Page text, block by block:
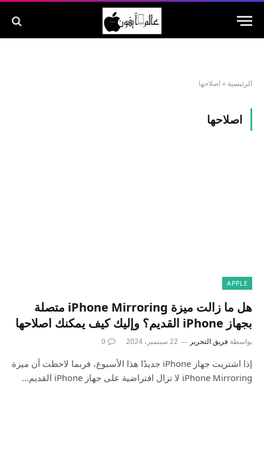
الرئيسية » اصلاحها
اصلاحها
APPLE
هل ما زالت ميزة iPhone Mirroring متصلة
بجهاز iPhone القديم؟ وإليك كيف يمكنك اصلاحها
بواسطة فريق التحرير 22 سبتمبر، 2024 0
إذا اشتريت جهاز iPhone جديدًا هذا الأسبوع، فربما لاحظت أن ميزة
iPhone Mirroring لا تزال افتراضية على جهاز iPhone القديم…